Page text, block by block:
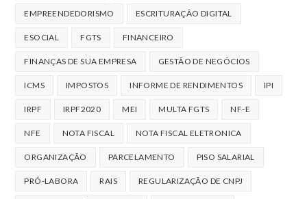
EMPREENDEDORISMO ESCRITURAÇÃO DIGITAL
ESOCIAL FGTS FINANCEIRO
FINANÇAS DE SUA EMPRESA GESTÃO DE NEGÓCIOS
ICMS IMPOSTOS INFORME DE RENDIMENTOS IPI
IRPF IRPF2020 MEI MULTA FGTS NF-E
NFE NOTA FISCAL NOTA FISCAL ELETRONICA
ORGANIZAÇÃO PARCELAMENTO PISO SALARIAL
PRÓ-LABORA RAIS REGULARIZAÇÃO DE CNPJ